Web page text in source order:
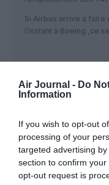
Air Journal - Do
Information
If you wish to opt-out
processing of your
targeted advertising
section to confirm
opt-out request is
Si Airbus arrive à
l’instant à Boeing ,ce
Oui pour l’A350 mais
moteurs digne de ce